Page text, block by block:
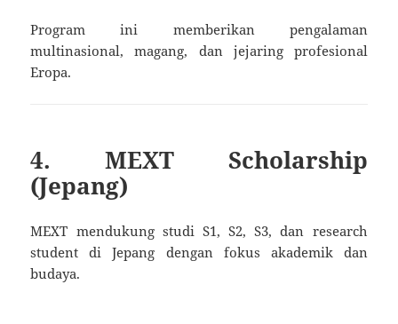
Program ini memberikan pengalaman
multinasional, magang, dan jejaring profesional
Eropa.
4. MEXT Scholarship
(Jepang)
MEXT mendukung studi S1, S2, S3, dan research
student di Jepang dengan fokus akademik dan
budaya.